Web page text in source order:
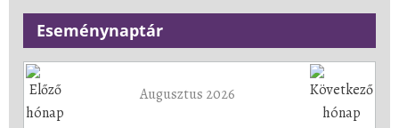
Eseménynaptár
Augusztus 2026